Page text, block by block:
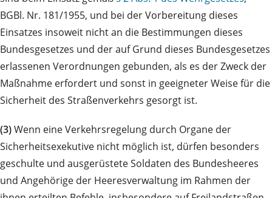
BGBl. Nr. 181/1955, und bei der Vorbereitung dieses
Einsatzes insoweit nicht an die Bestimmungen dieses
Bundesgesetzes und der auf Grund dieses Bundesgesetzes
erlassenen Verordnungen gebunden, als es der Zweck der
Maßnahme erfordert und sonst in geeigneter Weise für die
Sicherheit des Straßenverkehrs gesorgt ist.
(3)Wenn eine Verkehrsregelung durch Organe der
Sicherheitsexekutive nicht möglich ist, dürfen besonders
geschulte und ausgerüstete Soldaten des Bundesheeres
und Angehörige der Heeresverwaltung im Rahmen der